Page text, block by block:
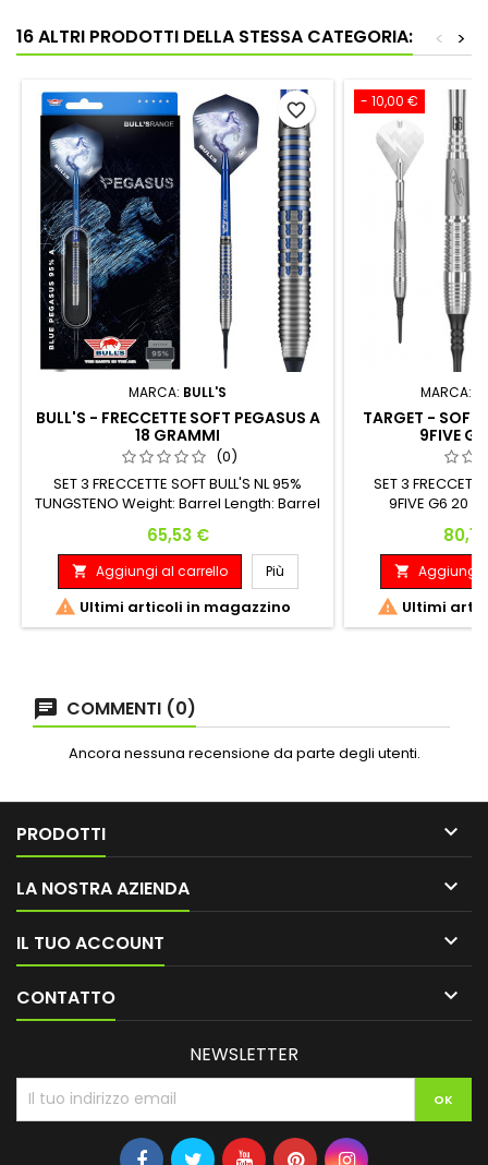
16 ALTRI PRODOTTI DELLA STESSA CATEGORIA: >
<
MARCA: BULL'S
BULL'S - FRECCETTE SOFT PEGASUS A
18 GRAMMI
(0)
SET 3 FRECCETTE SOFT BULL'S NL 95%
TUNGSTENO Weight: Barrel Length: Barrel
Prezzo
65,53 €
 Aggiungi al carrello Più
 Ultimi articoli in magazzino
favorite_border - 10,00 €
MARCA:
TARGET - SOFT
9FIVE
SET 3
9FIVE G6 20
Massimo: 20
 Aggiungi
 Ultimi
COMMENTI (0)
Ancora nessuna recensione da parte degli utenti.
PRODOTTI 
LA NOSTRA AZIENDA 
IL TUO ACCOUNT 
CONTATTO 
NEWSLETTER